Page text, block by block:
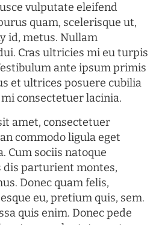
vulputate eleifend
quam, scelerisque ut,
id, metus. Nullam
Cras ultricies mi eu turpis
ante ipsum primis
et ultrices posuere cubilia
consectetuer lacinia.
amet, consectetuer
commodo ligula eget
Cum sociis natoque
dis parturient montes,
Donec quam felis,
eu, pretium quis, sem.
quis enim. Donec pede